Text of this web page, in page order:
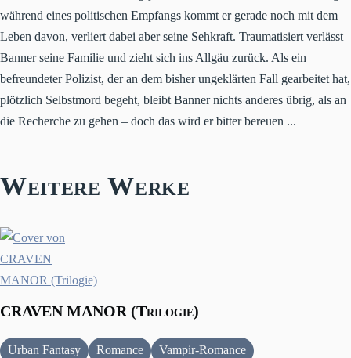
während eines politischen Empfangs kommt er gerade noch mit dem
Leben davon, verliert dabei aber seine Sehkraft. Traumatisiert verlässt
Banner seine Familie und zieht sich ins Allgäu zurück. Als ein
befreundeter Polizist, der an dem bisher ungeklärten Fall gearbeitet hat,
plötzlich Selbstmord begeht, bleibt Banner nichts anderes übrig, als an
die Recherche zu gehen – doch das wird er bitter bereuen ...
Weitere Werke
CRAVEN MANOR (Trilogie)
Urban Fantasy Romance Vampir-Romance